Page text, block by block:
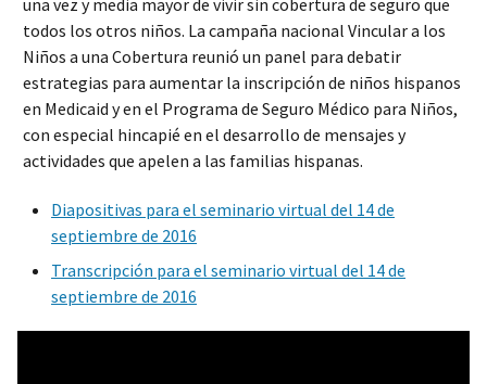
todos los otros niños. La campaña nacional Vincular a los
Niños a una Cobertura reunió un panel para debatir
estrategias para aumentar la inscripción de niños hispanos
en Medicaid y en el Programa de Seguro Médico para Niños,
con especial hincapié en el desarrollo de mensajes y
actividades que apelen a las familias hispanas.
Diapositivas para el seminario virtual del 14 de
septiembre de 2016
Transcripción para el seminario virtual del 14 de
septiembre de 2016